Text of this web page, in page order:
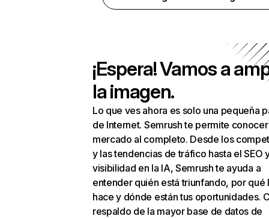
¡Espera! Vamos a
la imagen.
Lo que ves ahora es solo una pequeña
de Internet. Semrush te permite
mercado al completo. Desde los
y las tendencias de tráfico hasta el SEO
visibilidad en la IA, Semrush te ayuda a
entender quién está triunfando, por qué
hace y dónde están tus oportunidades.
respaldo de la mayor base de datos de